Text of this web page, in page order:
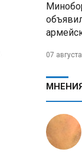
07